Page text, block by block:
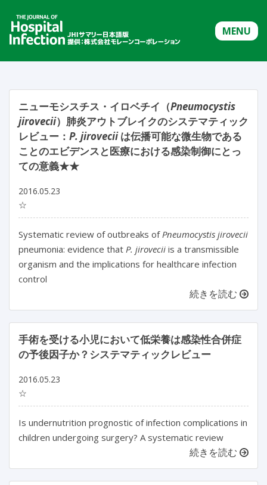
MENU
ニューモシスチス・イロベチイ（Pneumocystis
jirovecii）肺炎アウトブレイクのシステマティック
レビュー： P. jiroveciiは伝播可能な微生物である
ことのエビデンスと医療における感染制御にとっ
ての意義★★
2016.05.23
☆
Systematic review of outbreaks ofPneumocystis jirovecii
pneumonia: evidence that P. jirovecii is a transmissible
organism and the implications for healthcare infection
control
続きを読む
手術を受ける小児において低栄養は感染性合併症
の予後因子か？システマティックレビュー
2016.05.23
☆
Is undernutrition prognostic of infection complications in
children undergoing surgery? A systematic review
続きを読む